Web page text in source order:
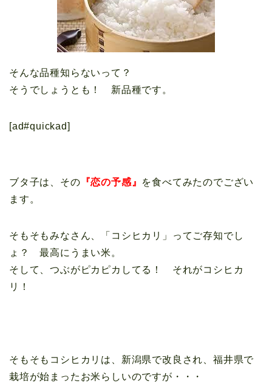
そんな品種知らないって？
そうでしょうとも！ 新品種です。
[ad#quickad]
ブタ子は、その 『恋の予感』 を食べてみたのでござい
ます。
そもそもみなさん、「コシヒカリ」ってご存知でし
ょ？ 最高にうまい米。
そして、つぶがピカピカしてる！ それがコシヒカ
リ！
そもそもコシヒカリは、新潟県で改良され、福井県で
栽培が始まったお米らしいのですが・・・